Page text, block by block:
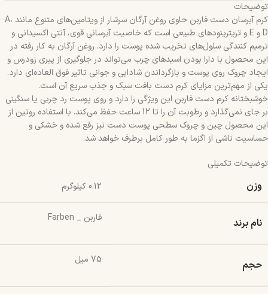
توضیحات
کرم آبرسان دست فاربن حاوی روغن آرگان سرشار از ویتامین‌های متنوع مانند A،
D و E و تریترینودهای طبیعی است که خاصیت آبرسانی قوی، آنتی اکسیدانی و
ترمیم کنندگی سلول‌های تخریب شده پوست را دارد. روغن آرگان به کار رفته در
این محصول با دارا بودن اسیدهای چرب می‌تواند در جلوگیری از پیری زودرس و
ایجاد چروک روی پوست و بازگرداندن شادابی و جوانی تاثیر فوق العاده‌ای دارد.
یکی از مهم‌ترین مزایای کرم دست بافت سبک و جذب سریع آن است.
خوشبختانه کرم دست فاربن این ویژگی را دارد و روی پوست رد چربی یا سنگینی
بر جای نمی‌گذارد و رطوبت آن را تا 12 ساعت حفظ می‌کند. با استفاده روتین از
این محصول چین و چروک سطحی پوست دست نیز رفع شده و خشکی و
حساسیت ناشی از اگزما به طور کامل برطرف خواهد شد.
توضیحات تکمیلی
وزن 0.12 کیلوگرم
نام برند فاربن _ Farben
حجم 75 میل